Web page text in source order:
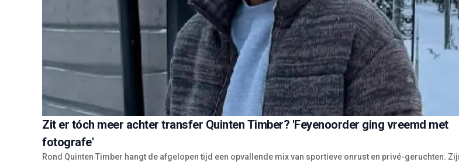
Zit er tóch meer achter transfer Quinten Timber? 'Feyenoorder ging vreemd met
fotografe'
Rond Quinten Timber hangt de afgelopen tijd een opvallende mix van sportieve onrust en privé-geruchten.